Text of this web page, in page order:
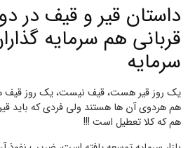
داستان قیر و قیف در
قربانی هم سرمایه
سرمایه
یک روز قیر هست، قیف نیست، یک روز
هم هردوی آن ها هستند ولی فردی که باید
هم که کلا تعطیل است !!!